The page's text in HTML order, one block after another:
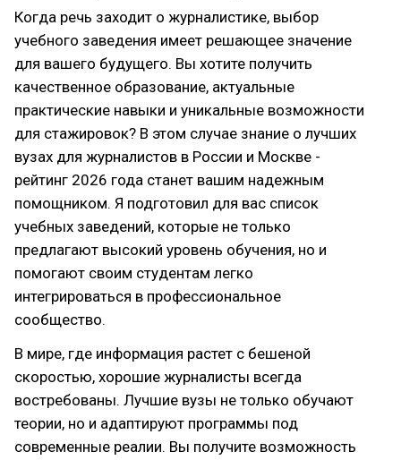
Когда речь заходит о журналистике, выбор
учебного заведения имеет решающее значение
для вашего будущего. Вы хотите получить
качественное образование, актуальные
практические навыки и уникальные возможности
для стажировок? В этом случае знание о лучших
вузах для журналистов в России и Москве -
рейтинг 2026 года станет вашим надежным
помощником. Я подготовил для вас список
учебных заведений, которые не только
предлагают высокий уровень обучения, но и
помогают своим студентам легко
интегрироваться в профессиональное
сообщество.
В мире, где информация растет с бешеной
скоростью, хорошие журналисты всегда
востребованы. Лучшие вузы не только обучают
теории, но и адаптируют программы под
современные реалии. Вы получите возможность